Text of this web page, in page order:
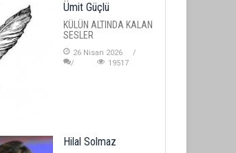
Ümit Güçlü
KÜLÜN ALTINDA KALAN
SESLER
26 Nisan 2026
19517
Hilal Solmaz